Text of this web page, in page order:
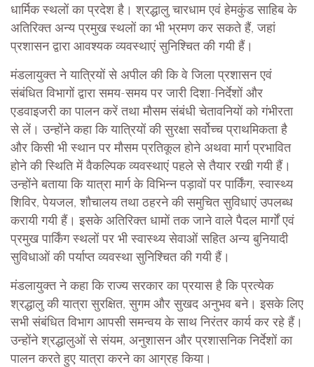
धार्मिक स्थलों का प्रदेश है। श्रद्धालु चारधाम एवं हेमकुंड साहिब के
अतिरिक्त अन्य प्रमुख स्थलों का भी भ्रमण कर सकते हैं, जहां
प्रशासन द्वारा आवश्यक व्यवस्थाएं सुनिश्चित की गयी हैं।
मंडलायुक्त ने यात्रियों से अपील की कि वे जिला प्रशासन एवं
संबंधित विभागों द्वारा समय-समय पर जारी दिशा-निर्देशों और
एडवाइजरी का पालन करें तथा मौसम संबंधी चेतावनियों को गंभीरता
से लें। उन्होंने कहा कि यात्रियों की सुरक्षा सर्वोच्च प्राथमिकता है
और किसी भी स्थान पर मौसम प्रतिकूल होने अथवा मार्ग प्रभावित
होने की स्थिति में वैकल्पिक व्यवस्थाएं पहले से तैयार रखी गयी हैं।
उन्होंने बताया कि यात्रा मार्ग के विभिन्न पड़ावों पर पार्किंग, स्वास्थ्य
शिविर, पेयजल, शौचालय तथा ठहरने की समुचित सुविधाएं उपलब्ध
करायी गयी हैं। इसके अतिरिक्त धामों तक जाने वाले पैदल मार्गों एवं
प्रमुख पार्किंग स्थलों पर भी स्वास्थ्य सेवाओं सहित अन्य बुनियादी
सुविधाओं की पर्याप्त व्यवस्था सुनिश्चित की गयी हैं।
मंडलायुक्त ने कहा कि राज्य सरकार का प्रयास है कि प्रत्येक
श्रद्धालु की यात्रा सुरक्षित, सुगम और सुखद अनुभव बने। इसके लिए
सभी संबंधित विभाग आपसी समन्वय के साथ निरंतर कार्य कर रहे हैं।
उन्होंने श्रद्धालुओं से संयम, अनुशासन और प्रशासनिक निर्देशों का
पालन करते हुए यात्रा करने का आग्रह किया।